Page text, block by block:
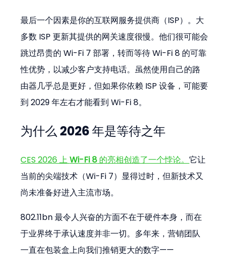
最后一个因素是你的互联网服务提供商（ISP）。大
多数 ISP 更新其提供的网关速度很慢。他们很可能会
跳过昂贵的 Wi-Fi 7 部署，转而等待 Wi-Fi 8 的可靠
性优势，以减少客户支持电话。虽然使用自己的路
由器几乎总是更好，但如果你依赖 ISP 设备，可能要
到 2029 年左右才能看到 Wi-Fi 8。
为什么 2026 年是等待之年
CES 2026 上 Wi-Fi 8 的亮相创造了一个悖论。它让
当前的尖端技术（Wi-Fi 7）显得过时，但新技术又
尚未准备好进入主流市场。
802.11bn 最令人兴奋的方面不在于硬件本身，而在
于业界终于承认速度并非一切。多年来，营销团队
一直在包装盒上向我们推销更大的数字——